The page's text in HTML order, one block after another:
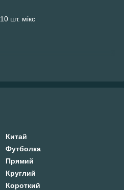
10 шт. мікс
Китай
Футболка
Прямий
Круглий
Короткий